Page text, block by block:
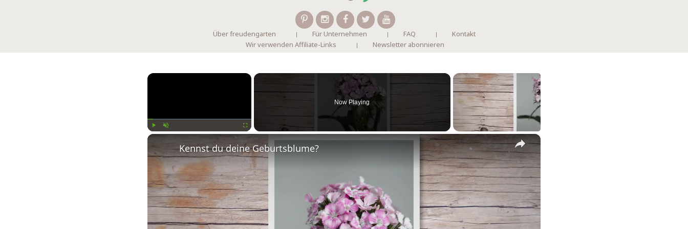
Über freudengarten Für Unternehmen FAQ
Kontakt
Wir verwenden Affiliate-Links
Newsletter abonnieren
×
Now Playing
×
Kennst du deine Geburtsblume?